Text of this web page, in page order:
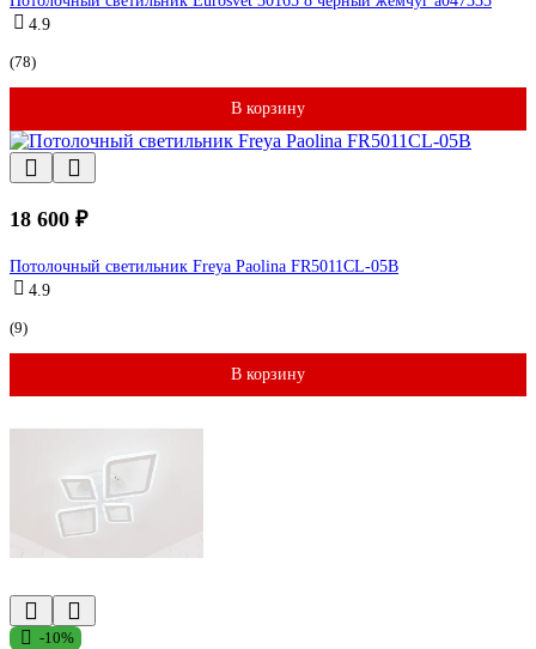
4.9
(78)
В корзину
18 600 ₽
Потолочный светильник Freya Paolina FR5011CL-05B
4.9
(9)
В корзину
-10%